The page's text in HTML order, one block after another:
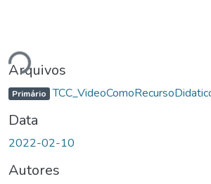
Arquivos
Primário
Data
2022-02-10
Autores